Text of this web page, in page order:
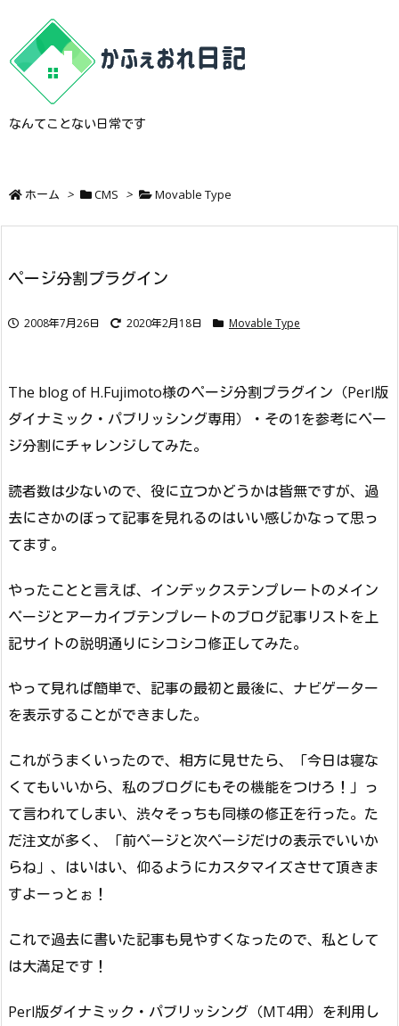
なんてことない日常です
ホーム > CMS > Movable Type
ページ分割プラグイン
2008年7月26日 2020年2月18日 Movable Type
The blog of H.Fujimoto様のページ分割プラグイン（Perl版
ダイナミック・パブリッシング専用）・その1を参考にペー
ジ分割にチャレンジしてみた。
読者数は少ないので、役に立つかどうかは皆無ですが、過
去にさかのぼって記事を見れるのはいい感じかなって思っ
てます。
やったことと言えば、インデックステンプレートのメイン
ページとアーカイブテンプレートのブログ記事リストを上
記サイトの説明通りにシコシコ修正してみた。
やって見れば簡単で、記事の最初と最後に、ナビゲーター
を表示することができました。
これがうまくいったので、相方に見せたら、「今日は寝な
くてもいいから、私のブログにもその機能をつけろ！」っ
て言われてしまい、渋々そっちも同様の修正を行った。た
だ注文が多く、「前ページと次ページだけの表示でいいか
らね」、はいはい、仰るようにカスタマイズさせて頂きま
すよーっとぉ！
これで過去に書いた記事も見やすくなったので、私として
は大満足です！
Perl版ダイナミック・パブリッシング（MT4用）を利用し